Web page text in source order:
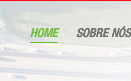
HOME SOBRE NÓS